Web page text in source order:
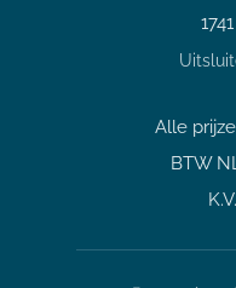
Alle
BTW